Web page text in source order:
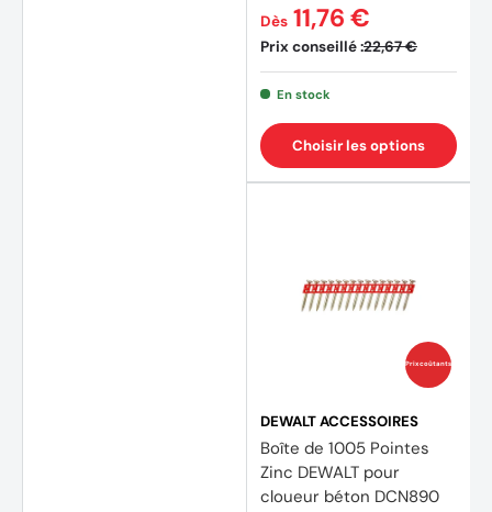
Prix conseillé :22,67 €
Dès 11,76 €
En stock
Choisir les options
Prix coûtants
DEWALT ACCESSOIRES
Boîte de 1005 Pointes
Zinc DEWALT pour
cloueur béton DCN890